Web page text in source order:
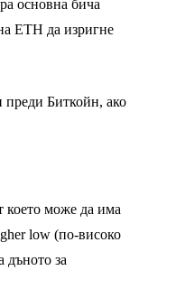
основна бича
ETH да изригне
Биткойн, ако
което може да има
low (по-високо
дъното за